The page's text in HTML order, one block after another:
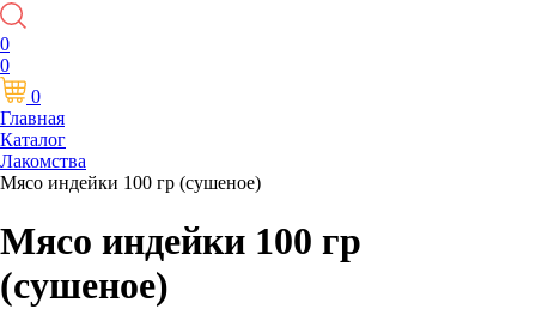
0
0
0
Главная
Каталог
Лакомства
Мясо индейки 100 гр (сушеное)
Мясо индейки 100 гр
(сушеное)